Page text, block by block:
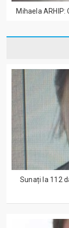
Mihaela
Sunați la 112